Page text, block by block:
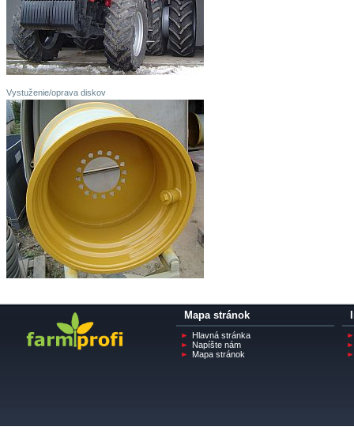
Vystuženie/oprava diskov
Mapa stránok
Hlavná stránka
Napíšte nám
Mapa stránok